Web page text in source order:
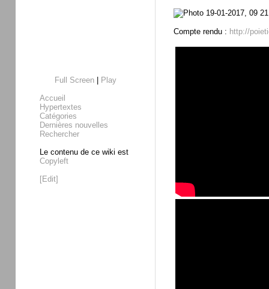
Full Screen|
Play
Accueil
Hypertextes
Catégories
Dernières nouvelles
Rechercher
Le contenu de ce wiki est
Copyleft
[Edit]
Compte rendu : http://